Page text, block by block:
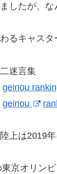
したが、な
るキャス
迷言集
geinou
geinou
上は2019
京オリン